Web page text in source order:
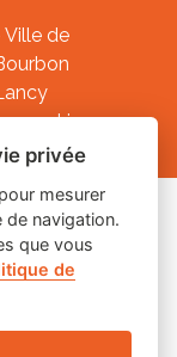
Ville de
cookies
privée
mesurer
de navigation.
que vous
de